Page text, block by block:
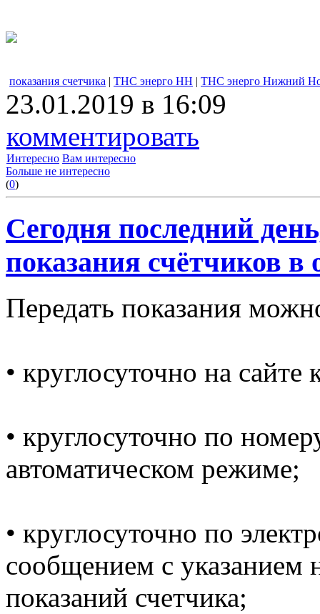
показания счетчика | ТНС энерго НН | ТНС энерго Нижний
23.01.2019 в 16:09
комментировать
Интересно Вам интересно
Больше не интересно
(0)
Сегодня последний
показания счётчиков в
Передать показания
• круглосуточно на
• круглосуточно по
автоматическом режиме;
• круглосуточно по
сообщением с указанием
показаний счетчика;